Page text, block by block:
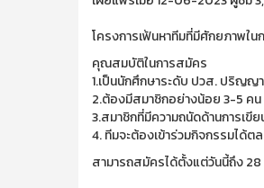
โครงการเฟ้นหาทีมที่มีศักยภาพ
คุณสมบัติในการสมัคร
1.เป็นนักศึกษาระดับ ปวส. ปริญญ
2.ต้องมีสมาชิกอย่างน้อย 3-5 คน
3.สมาชิกที่มีความถนัดด้านการเขี
4. ทีมจะต้องเข้าร่วมกิจกรรมได้ต
สามารถสมัครได้ตั้งแต่วันนี้ถึง